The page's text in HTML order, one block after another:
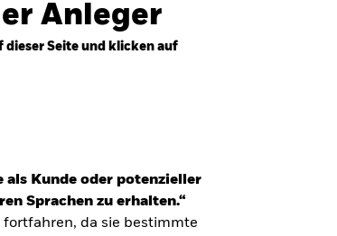
Anleger
dieser Seite und klicken auf
als Kunde oder potenzieller
Sprachen zu erhalten.“
fortfahren, da sie bestimmte